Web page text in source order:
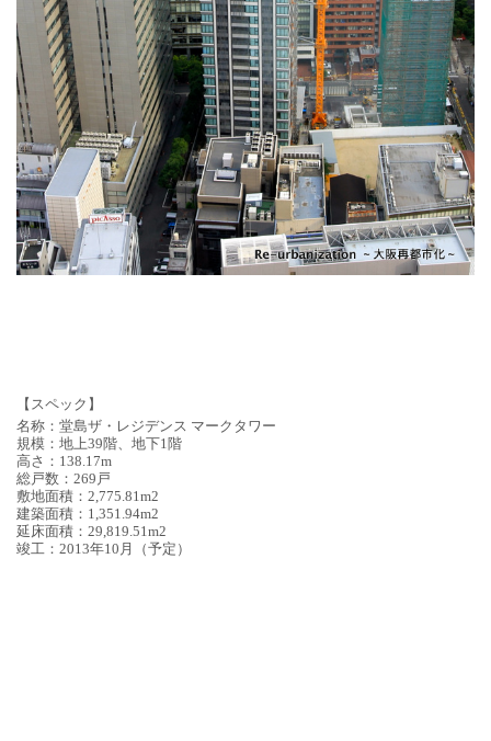
【スペック】
名称：堂島ザ・レジデンス マークタワー
規模：地上39階、地下1階
高さ：138.17m
総戸数：269戸
敷地面積：2,775.81m2
建築面積：1,351.94m2
延床面積：29,819.51m2
竣工：2013年10月（予定）